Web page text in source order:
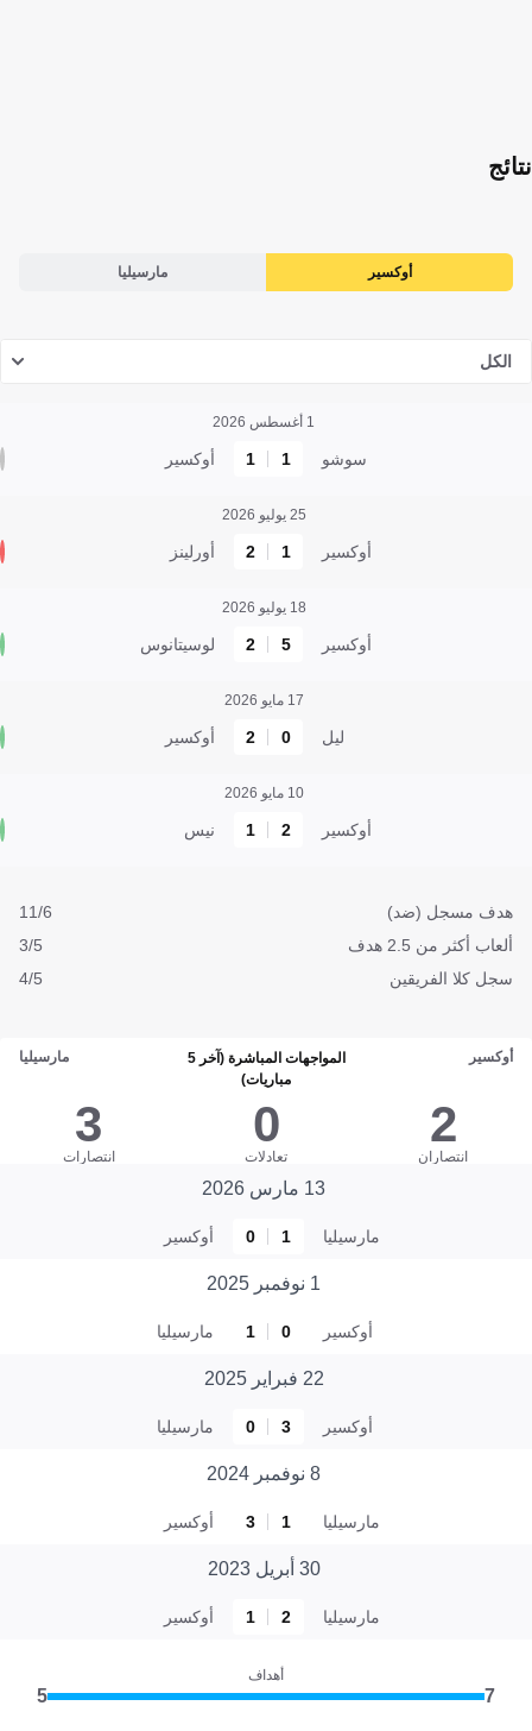
نتائج
أوكسير مارسيليا
الكل
1 أغسطس 2026
سوشو 1
1 أوكسير
25 يوليو 2026
أوكسير 1
2 أورلينز
18 يوليو 2026
أوكسير 5
2 لوسيتانوس
17 مايو 2026
ليل 0
2 أوكسير
10 مايو 2026
أوكسير 2
1 نيس
هدف مسجل (ضد)
11/6
ألعاب أكثر من 2.5 هدف
3/5
سجل كلا الفريقين
4/5
أوكسير
المواجهات المباشرة (آخر 5
مباريات)
مارسيليا
2
انتصاران
0
تعادلات
3
انتصارات
13 مارس 2026
مارسيليا 1
0 أوكسير
1 نوفمبر 2025
أوكسير 0
1 مارسيليا
22 فبراير 2025
أوكسير 3
0 مارسيليا
8 نوفمبر 2024
مارسيليا 1
3 أوكسير
30 أبريل 2023
مارسيليا 2
1 أوكسير
أهداف
7
5